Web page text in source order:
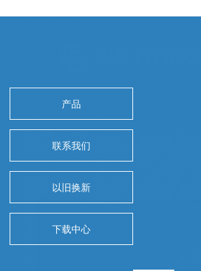
产品
联系我们
以旧换新
下载中心